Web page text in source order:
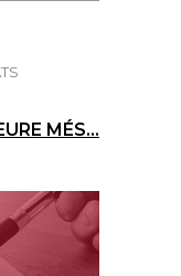
MÉS...